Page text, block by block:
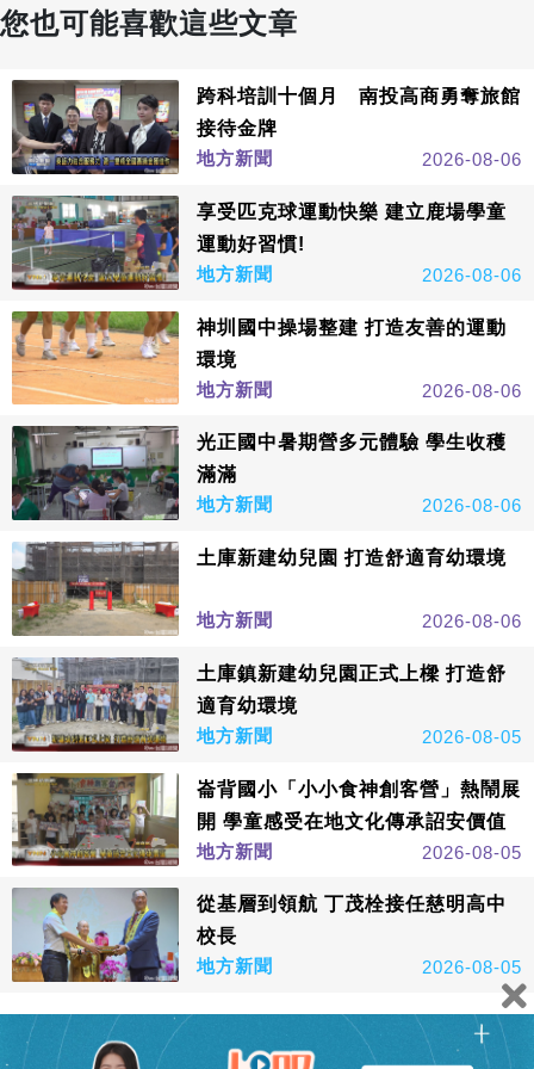
您也可能喜歡這些文章
跨科培訓十個月 南投高商勇奪旅館
接待金牌
地方新聞
2026-08-06
享受匹克球運動快樂 建立鹿場學童
運動好習慣!
地方新聞
2026-08-06
神圳國中操場整建 打造友善的運動
環境
地方新聞
2026-08-06
光正國中暑期營多元體驗 學生收穫
滿滿
地方新聞
2026-08-06
土庫新建幼兒園 打造舒適育幼環境
地方新聞 2026-08-06
土庫鎮新建幼兒園正式上樑 打造舒
適育幼環境
地方新聞
2026-08-05
崙背國小「小小食神創客營」熱鬧展
開 學童感受在地文化傳承詔安價值
地方新聞
2026-08-05
從基層到領航 丁茂栓接任慈明高中
校長
地方新聞
2026-08-05